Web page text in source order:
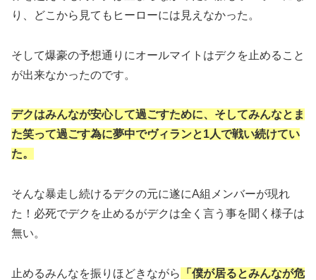
り、どこから見てもヒーローには見えなかった。
そして爆豪の予想通りにオールマイトはデクを止めること
が出来なかったのです。
デクはみんなが安心して過ごすために、そしてみんなとま
た笑って過ごす為に夢中でヴィランと1人で戦い続けてい
た。
そんな暴走し続けるデクの元に遂にA組メンバーが現れ
た！必死でデクを止めるがデクは全く言う事を聞く様子は
無い。
止めるみんなを振りほどきながら
「僕が居るとみんなが危